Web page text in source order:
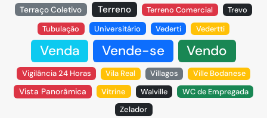
Terraço Coletivo Terreno Terreno Comercial
Trevo
Tubulação
Universitário Vederti Vedertti
Venda Vende-se Vendo
Vigilância 24 Horas Vila Real Villagos Ville Bodanese
Vista Panorâmica Vitrine Walville
WC de Empregada
Zelador